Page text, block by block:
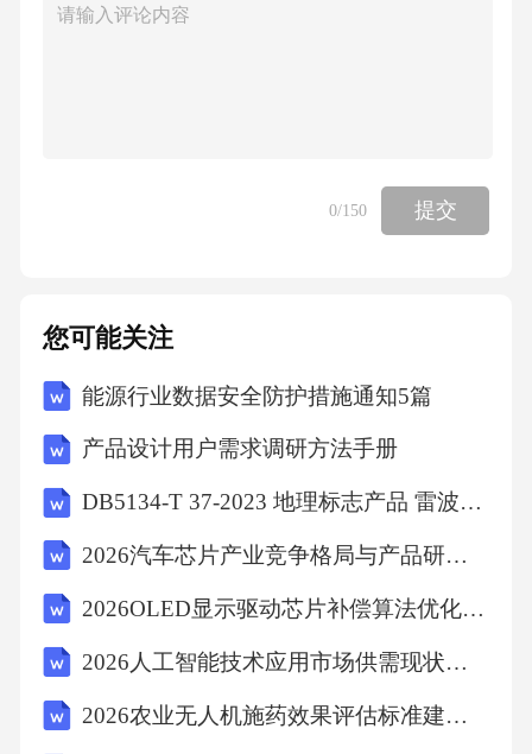
0/150 提交
您可能关注
能源行业数据安全防护措施通知5篇
产品设计用户需求调研方法手册
DB5134-T 37-2023 地理标志产品 雷波脐橙生产技术规范
2026汽车芯片产业竞争格局与产品研发投资决策指南研究报告
2026OLED显示驱动芯片补偿算法优化与量产良率分析
2026人工智能技术应用市场供需现状分析及投资发展布局指导文件
2026农业无人机施药效果评估标准建立与作业规范完善专题报告